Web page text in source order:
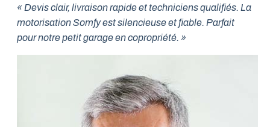
« Devis clair, livraison rapide et techniciens qualifiés. La
motorisation Somfy est silencieuse et fiable. Parfait
pour notre petit garage en copropriété. »